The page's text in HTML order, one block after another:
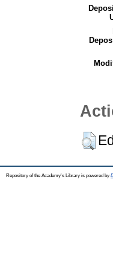
Repository of the Academy's Library is powered by